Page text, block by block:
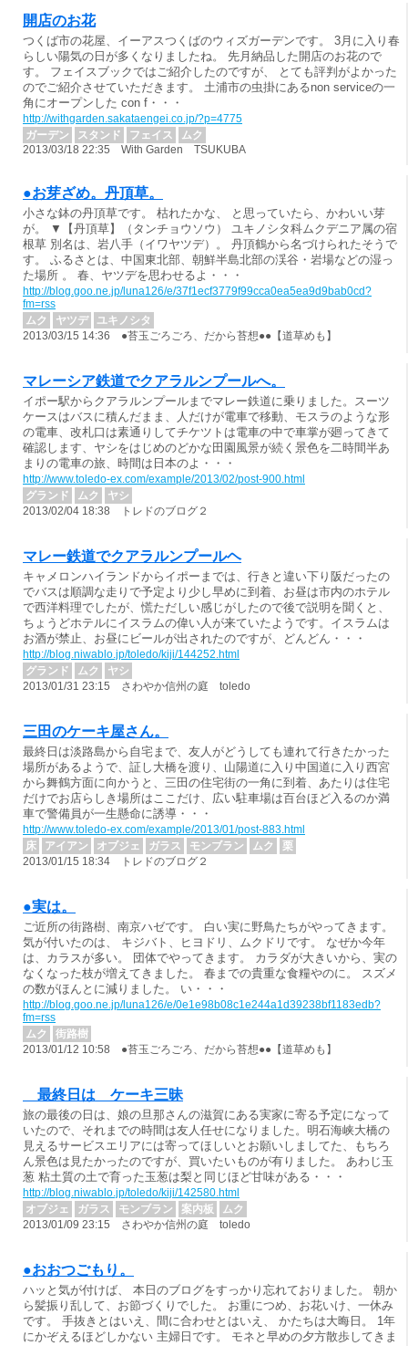
開店のお花
つくば市の花屋、イーアスつくばのウィズガーデンです。 3月に入り春
らしい陽気の日が多くなりましたね。 先月納品した開店のお花ので
す。 フェイスブックではご紹介したのですが、 とても評判がよかった
のでご紹介させていただきます。 土浦市の虫掛にあるnon serviceの一
角にオープンした con f・・・
http://withgarden.sakataengei.co.jp/?p=4775
ガーデン
スタンド フェイス
ムク
2013/03/18 22:35 With Garden TSUKUBA
●お芽ざめ。丹頂草。
小さな鉢の丹頂草です。 枯れたかな、 と思っていたら、かわいい芽
が。 ▼【丹頂草】（タンチョウソウ） ユキノシタ科ムクデニア属の宿
根草 別名は、岩八手（イワヤツデ）。 丹頂鶴から名づけられたそうで
す。 ふるさとは、中国東北部、朝鮮半島北部の渓谷・岩場などの湿っ
た場所 。 春、ヤツデを思わせるよ・・・
http://blog.goo.ne.jp/luna126/e/37f1ecf3779f99cca0ea5ea9d9bab0cd?
fm=rss
ムク
ヤツデ
ユキノシタ
2013/03/15 14:36 ●苔玉ごろごろ、だから苔想●●【道草めも】
マレーシア鉄道でクアラルンプールへ。
イポー駅からクアラルンプールまでマレー鉄道に乗りました。スーツ
ケースはバスに積んだまま、人だけが電車で移動、モスラのような形
の電車、改札口は素通りしてチケツトは電車の中で車掌が廻ってきて
確認します、ヤシをはじめのどかな田園風景が続く景色を二時間半あ
まりの電車の旅、時間は日本のよ・・・
http://www.toledo-ex.com/example/2013/02/post-900.html
グランド
ムク
ヤシ
2013/02/04 18:38 トレドのブログ２
マレー鉄道でクアラルンプールヘ
キャメロンハイランドからイポーまでは、行きと違い下り阪だったの
でバスは順調な走りで予定より少し早めに到着、お昼は市内のホテル
で西洋料理でしたが、慌ただしい感じがしたので後で説明を聞くと、
ちょうどホテルにイスラムの偉い人が来ていたようです。イスラムは
お酒が禁止、お昼にビールが出されたのですが、どんどん・・・
http://blog.niwablo.jp/toledo/kiji/144252.html
グランド
ムク
ヤシ
2013/01/31 23:15 さわやか信州の庭 toledo
三田のケーキ屋さん。
最終日は淡路島から自宅まで、友人がどうしても連れて行きたかった
場所があるようで、証し大橋を渡り、山陽道に入り中国道に入り西宮
から舞鶴方面に向かうと、三田の住宅街の一角に到着、あたりは住宅
だけでお店らしき場所はここだけ、広い駐車場は百台ほど入るのか満
車で警備員が一生懸命に誘導・・・
http://www.toledo-ex.com/example/2013/01/post-883.html
床
アイアン オブジェ ガラス モンブラン ムク
栗
2013/01/15 18:34 トレドのブログ２
●実は。
ご近所の街路樹、南京ハゼです。 白い実に野鳥たちがやってきます。
気が付いたのは、 キジバト、ヒヨドリ、ムクドリです。 なぜか今年
は、カラスが多い。 団体でやってきます。 カラダが大きいから、実の
なくなった枝が増えてきました。 春までの貴重な食糧やのに。 スズメ
の数がほんとに減りました。 い・・・
http://blog.goo.ne.jp/luna126/e/0e1e98b08c1e244a1d39238bf1183edb?
fm=rss
ムク
街路樹
2013/01/12 10:58 ●苔玉ごろごろ、だから苔想●●【道草めも】
最終日は ケーキ三昧
旅の最後の日は、娘の旦那さんの滋賀にある実家に寄る予定になって
いたので、それまでの時間は友人任せになりました。明石海峡大橋の
見えるサービスエリアには寄ってほしいとお願いしましてた、もちろ
ん景色は見たかったのですが、買いたいものが有りました。 あわじ玉
葱 粘土質の土で育った玉葱は梨と同じほど甘味がある・・・
http://blog.niwablo.jp/toledo/kiji/142580.html
オブジェ
ガラス モンブラン 案内板
ムク
2013/01/09 23:15 さわやか信州の庭 toledo
●おおつごもり。
ハッと気が付けば、 本日のブログをすっかり忘れておりました。 朝か
ら髪振り乱して、お節づくりでした。 お重につめ、お花いけ、一休み
です。 手抜きとはいえ、間に合わせとはいえ、 かたちは大晦日。 1年
にかぞえるほどしかない 主婦日です。 モネと早めの夕方散歩してきま